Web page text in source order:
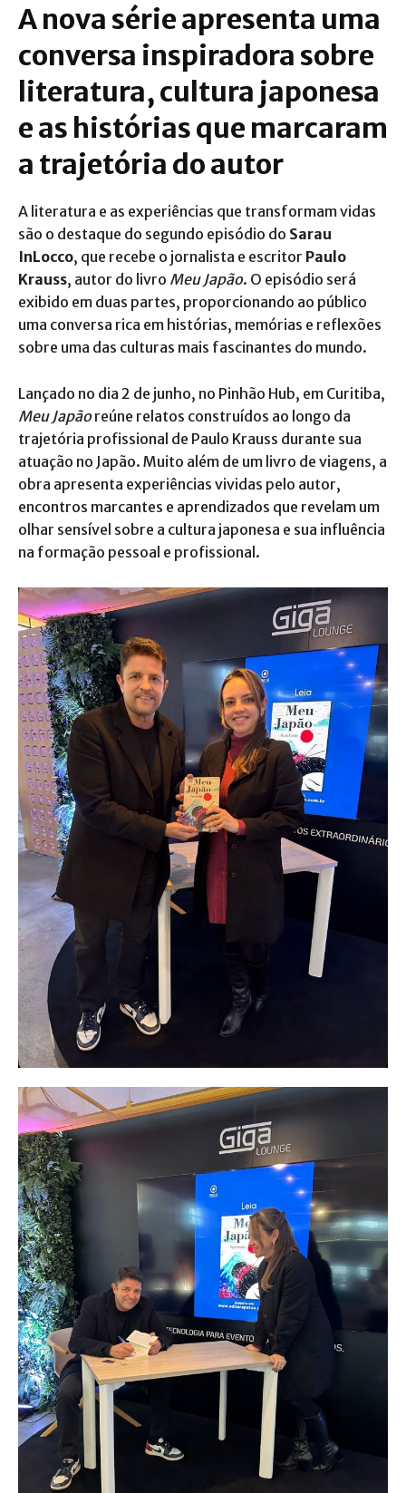
A nova série apresenta uma
conversa inspiradora sobre
literatura, cultura japonesa
e as histórias que marcaram
a trajetória do autor
A literatura e as experiências que transformam vidas
são o destaque do segundo episódio do Sarau
InLocco, que recebe o jornalista e escritor Paulo
Krauss, autor do livro Meu Japão. O episódio será
exibido em duas partes, proporcionando ao público
uma conversa rica em histórias, memórias e reflexões
sobre uma das culturas mais fascinantes do mundo.
Lançado no dia 2 de junho, no Pinhão Hub, em Curitiba,
Meu Japãoreúne relatos construídos ao longo da
trajetória profissional de Paulo Krauss durante sua
atuação no Japão. Muito além de um livro de viagens, a
obra apresenta experiências vividas pelo autor,
encontros marcantes e aprendizados que revelam um
olhar sensível sobre a cultura japonesa e sua influência
na formação pessoal e profissional.